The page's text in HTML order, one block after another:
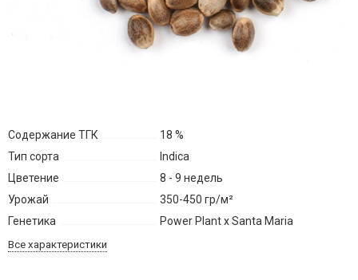
Содержание ТГК
18 %
Тип сорта
Indica
Цветение
8 - 9 недель
Урожай
350-450 гр/м²
Генетика
Power Plant x Santa Maria
Все характеристики